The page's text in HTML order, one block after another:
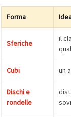
Forma
Sferiche
il
Cubi un
Dischi e
rondelle